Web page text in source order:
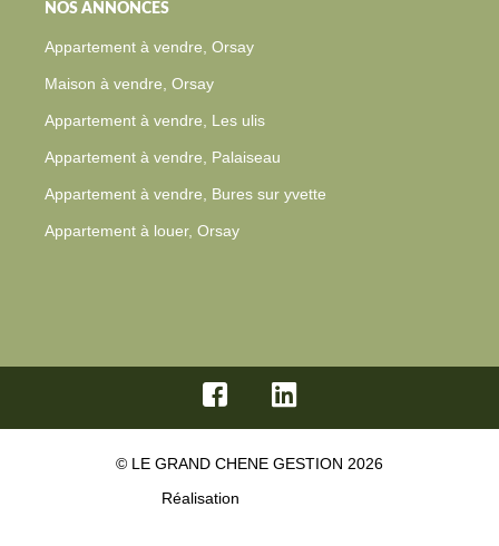
NOS ANNONCES
Appartement à vendre, Orsay
Maison à vendre, Orsay
Appartement à vendre, Les ulis
Appartement à vendre, Palaiseau
Appartement à vendre, Bures sur yvette
Appartement à louer, Orsay
© LE GRAND CHENE GESTION 2026
Réalisation